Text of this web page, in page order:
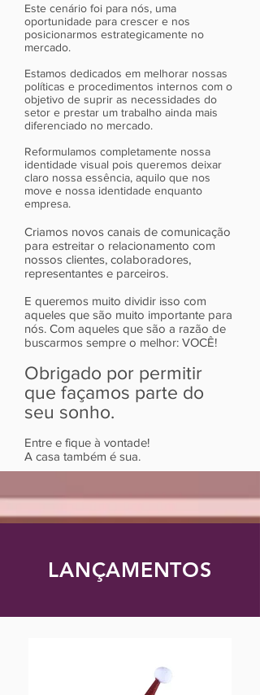
Este cenário foi para nós, uma
oportunidade para crescer e nos
posicionarmos estrategicamente no
mercado.
Estamos dedicados em melhorar nossas
políticas e procedimentos internos com o
objetivo de suprir as necessidades do
setor e prestar um trabalho ainda mais
diferenciado no mercado.
Reformulamos completamente nossa
identidade visual pois queremos deixar
claro nossa essência, aquilo que nos
move e nossa identidade enquanto
empresa.
Criamos novos canais de comunicação
para estreitar o relacionamento com
nossos clientes, colaboradores,
representantes e parceiros.
E queremos muito dividir isso com
aqueles que são muito importante para
nós. Com aqueles que são a razão de
buscarmos sempre o melhor: VOCÊ!
Obrigado por permitir
que façamos parte do
seu sonho.
Entre e fique à vontade!
A casa também é sua.
LANÇAMENTOS